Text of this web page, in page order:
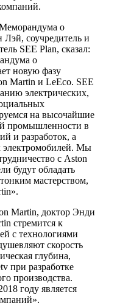
о
соучредитель и
SEE Plan, сказал:
о
новую фазу
Martin и LeEco. SEE
электрических,
на высочайшие
промышленности в
и разработок, а
электромобилей. Мы
с Aston
будут обладать
мастерством,
Martin, доктор Энди
стремится к
с технологиями
скорость
глубина,
при разработке
производства.
году является